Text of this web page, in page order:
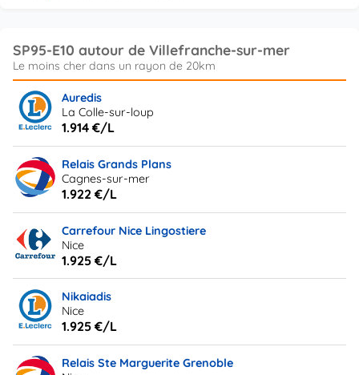
SP95-E10 autour de Villefranche-sur-mer
Auredis
La Colle-sur-loup
1.914 €/L
Relais Grands Plans
Cagnes-sur-mer
1.922 €/L
Carrefour Nice Lingostiere
Nice
1.925 €/L
Nikaiadis
Nice
1.925 €/L
Relais Ste Marguerite Grenoble